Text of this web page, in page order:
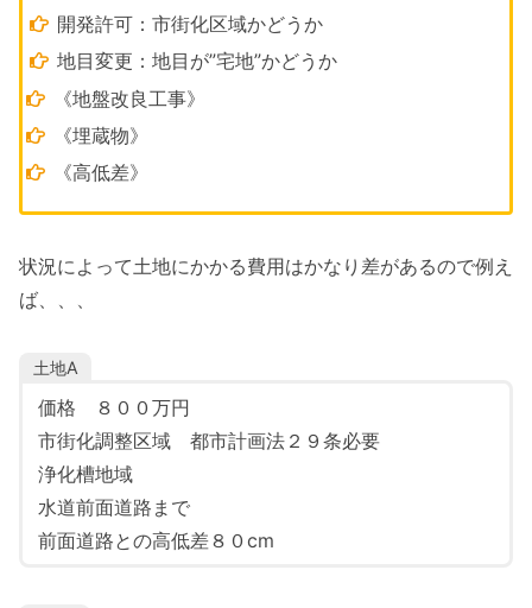
開発許可：市街化区域かどうか
地目変更：地目が”宅地”かどうか
《地盤改良工事》
《埋蔵物》
《高低差》
状況によって土地にかかる費用はかなり差があるので例え
ば、、、
土地A
価格 ８００万円
市街化調整区域 都市計画法２９条必要
浄化槽地域
水道前面道路まで
前面道路との高低差８０cm